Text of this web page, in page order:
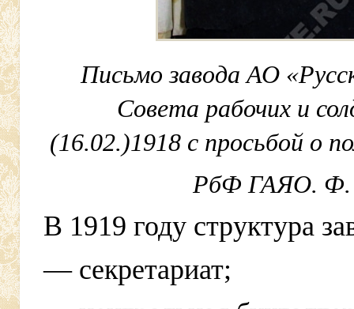
Письмо завода АО
Совета рабочих и
(16.02.)1918 с просьбой о
РбФ ГАЯО. Ф.
В 1919 году структура
— секретариат;